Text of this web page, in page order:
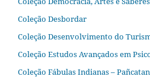
Coleção Desbordar
Coleção Desenvolvimento do
Coleção Estudos Avançados em
Coleção Fábulas Indianas –